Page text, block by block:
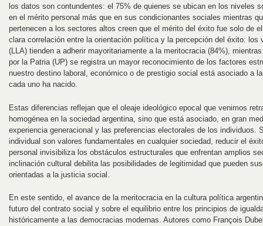
los datos son contundentes: el 75% de quienes se ubican en los niveles
en el mérito personal más que en sus condicionantes sociales mientras
pertenecen a los sectores altos creen que el mérito del éxito fue solo de
clara correlación entre la orientación política y la percepción del éxito: los
(LLA) tienden a adherir mayoritariamente a la meritocracia (84%),
por la Patria (UP) se registra un mayor reconocimiento de los factores
nuestro destino laboral, económico o de prestigio social está asociado a
cada uno ha nacido.
Estas diferencias reflejan que el oleaje ideológico epocal que venimos
homogénea en la sociedad argentina, sino que está asociado, en gran
experiencia generacional y las preferencias electorales de los individuos.
individual son valores fundamentales en cualquier sociedad, reducir el
personal invisibiliza los obstáculos estructurales que enfrentan amplios
inclinación cultural debilita las posibilidades de legitimidad que pueden
orientadas a la justicia social.
En este sentido, el avance de la meritocracia en la cultura política
futuro del contrato social y sobre el equilibrio entre los principios de
históricamente a las democracias modernas. Autores como François